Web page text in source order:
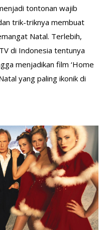
tontonan wajib
trik-triknya membuat
Natal. Terlebih,
di Indonesia tentunya
menjadikan film ‘Home
yang paling ikonik di